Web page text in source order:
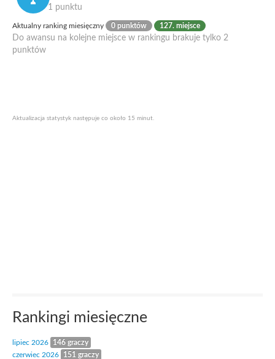
1 punktu
Aktualny ranking miesięczny 0 punktów 127. miejsce
Do awansu na kolejne miejsce w rankingu brakuje tylko 2
punktów
Aktualizacja statystyk następuje co około 15 minut.
Rankingi miesięczne
lipiec 2026
146 graczy
czerwiec 2026
151 graczy